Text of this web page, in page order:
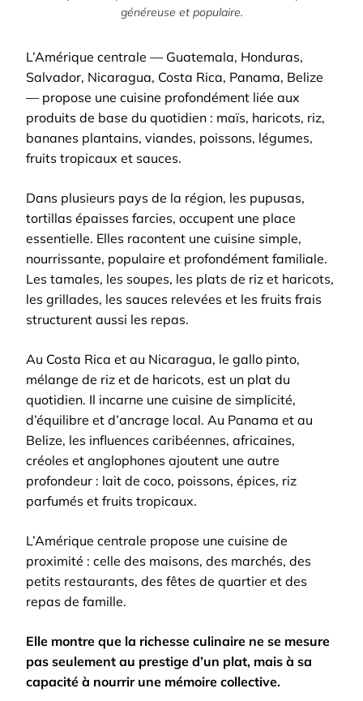
généreuse et populaire.
L’Amérique centrale — Guatemala, Honduras,
Salvador, Nicaragua, Costa Rica, Panama, Belize
— propose une cuisine profondément liée aux
produits de base du quotidien : maïs, haricots, riz,
bananes plantains, viandes, poissons, légumes,
fruits tropicaux et sauces.
Dans plusieurs pays de la région, les pupusas,
tortillas épaisses farcies, occupent une place
essentielle. Elles racontent une cuisine simple,
nourrissante, populaire et profondément familiale.
Les tamales, les soupes, les plats de riz et haricots,
les grillades, les sauces relevées et les fruits frais
structurent aussi les repas.
Au Costa Rica et au Nicaragua, le gallo pinto,
mélange de riz et de haricots, est un plat du
quotidien. Il incarne une cuisine de simplicité,
d’équilibre et d’ancrage local. Au Panama et au
Belize, les influences caribéennes, africaines,
créoles et anglophones ajoutent une autre
profondeur : lait de coco, poissons, épices, riz
parfumés et fruits tropicaux.
L’Amérique centrale propose une cuisine de
proximité : celle des maisons, des marchés, des
petits restaurants, des fêtes de quartier et des
repas de famille.
Elle montre que la richesse culinaire ne se mesure
pas seulement au prestige d’un plat, mais à sa
capacité à nourrir une mémoire collective.